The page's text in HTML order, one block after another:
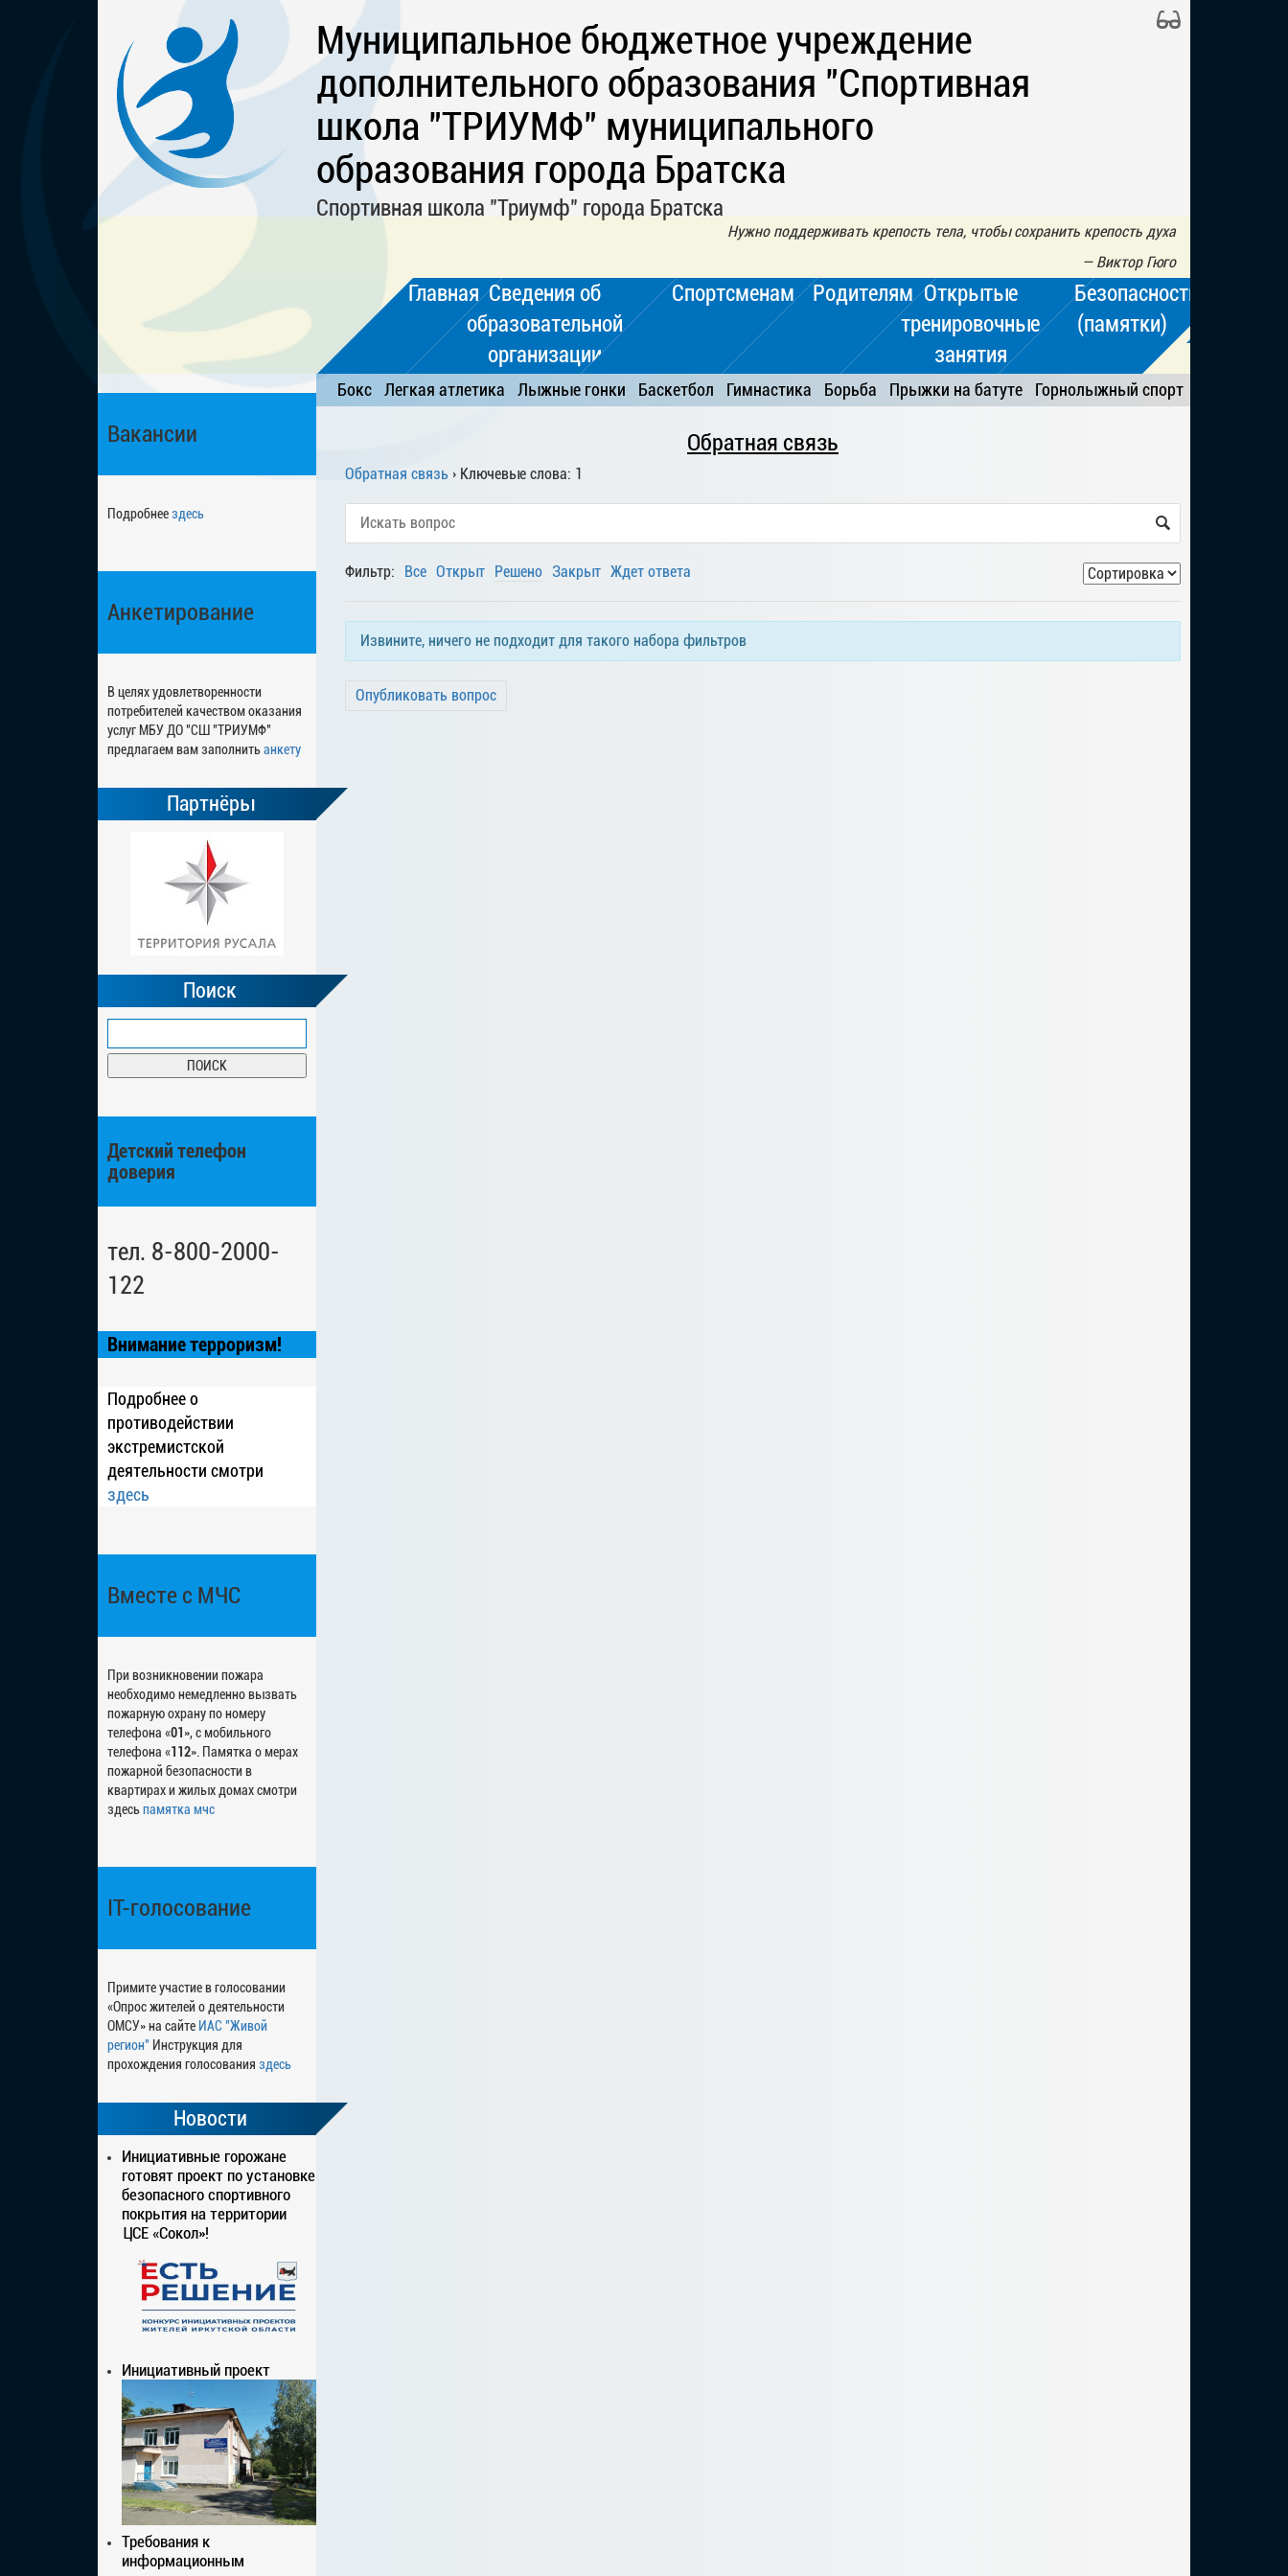
Муниципальное бюджетное учреждение
дополнительного образования "Спортивная
школа "ТРИУМФ" муниципального
образования города Братска
Спортивная школа "Триумф" города Братска
Нужно поддерживать крепость тела, чтобы сохранить крепость духа
— Виктор Гюго
Главная Сведения об
образовательной
организации
Спортсменам Родителям Открытые
тренировочные
занятия
Безопасность
(памятки)
Вакансии
Подробнеездесь
Анкетирование
В целях удовлетворенности
потребителей качеством оказания
услуг МБУ ДО "СШ "ТРИУМФ"
предлагаем вам заполнитьанкету
Партнёры
Поиск
Детский телефон
доверия
тел. 8-800-2000-
122
Внимание терроризм!
Подробнее о
противодействии
экстремистской
деятельности смотри
здесь
Вместе с МЧС
При возникновении пожара
необходимо немедленно вызвать
пожарную охрану по номеру
телефона «01 », с мобильного
телефона «112». Памятка о мерах
пожарной безопасности в
квартирах и жилых домах смотри
здесьпамятка мчс
IT-голосование
Примите участие в голосовании
«Опрос жителей о деятельности
ОМСУ» на сайте ИАС "Живой
регион" Инструкция для
прохождения голосования здесь
Новости
Инициативные горожане
готовят проект по установке
безопасного спортивного
покрытия на территории
ЦСЕ «Сокол»!
Инициативный проект
Требования к
информационным
Бокс Легкая атлетика Лыжные гонки Баскетбол Гимнастика Борьба Прыжки на батуте Горнолыжный спорт
Обратная связь
Обратная связь › Ключевые слова: 1
Фильтр: Все Открыт Решено Закрыт Ждет ответа
Извините, ничего не подходит для такого набора фильтров
Опубликовать вопрос